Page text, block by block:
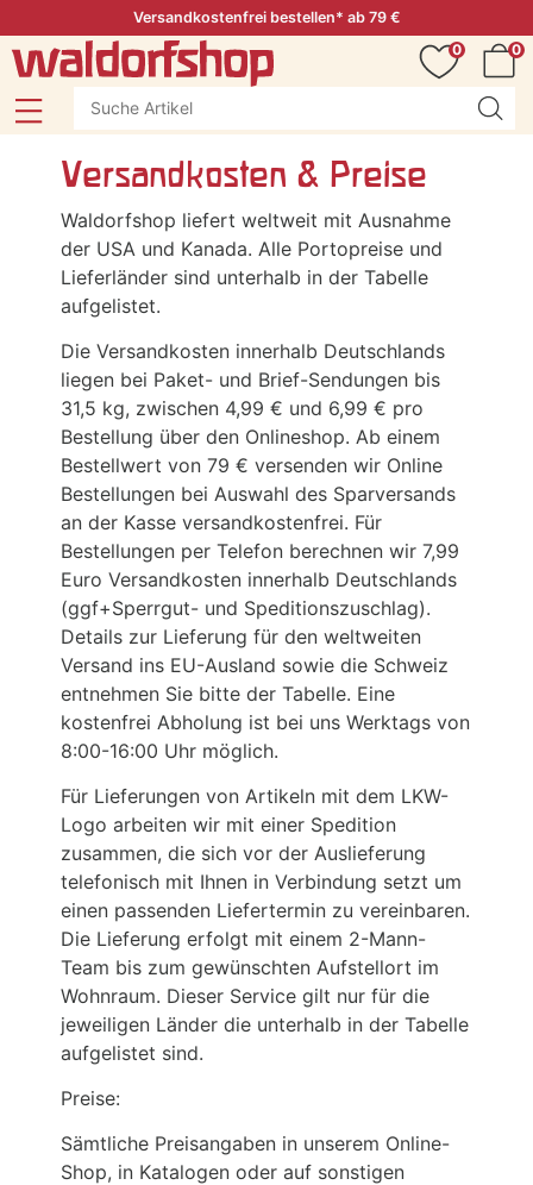
Versandkostenfrei bestellen* ab 79 €
0
0
Versandkosten & Preise
Waldorfshop liefert weltweit mit Ausnahme
der USA und Kanada. Alle Portopreise und
Lieferländer sind unterhalb in der Tabelle
aufgelistet.
Die Versandkosten innerhalb Deutschlands
liegen bei Paket- und Brief-Sendungen bis
31,5 kg, zwischen 4,99 € und 6,99 € pro
Bestellung über den Onlineshop. Ab einem
Bestellwert von 79 € versenden wir Online
Bestellungen bei Auswahl des Sparversands
an der Kasse versandkostenfrei. Für
Bestellungen per Telefon berechnen wir 7,99
Euro Versandkosten innerhalb Deutschlands
(ggf+Sperrgut- und Speditionszuschlag).
Details zur Lieferung für den weltweiten
Versand ins EU-Ausland sowie die Schweiz
entnehmen Sie bitte der Tabelle. Eine
kostenfrei Abholung ist bei uns Werktags von
8:00-16:00 Uhr möglich.
Für Lieferungen von Artikeln mit dem LKW-
Logo arbeiten wir mit einer Spedition
zusammen, die sich vor der Auslieferung
telefonisch mit Ihnen in Verbindung setzt um
einen passenden Liefertermin zu vereinbaren.
Die Lieferung erfolgt mit einem 2-Mann-
Team bis zum gewünschten Aufstellort im
Wohnraum. Dieser Service gilt nur für die
jeweiligen Länder die unterhalb in der Tabelle
aufgelistet sind.
Preise:
Sämtliche Preisangaben in unserem Online-
Shop, in Katalogen oder auf sonstigen